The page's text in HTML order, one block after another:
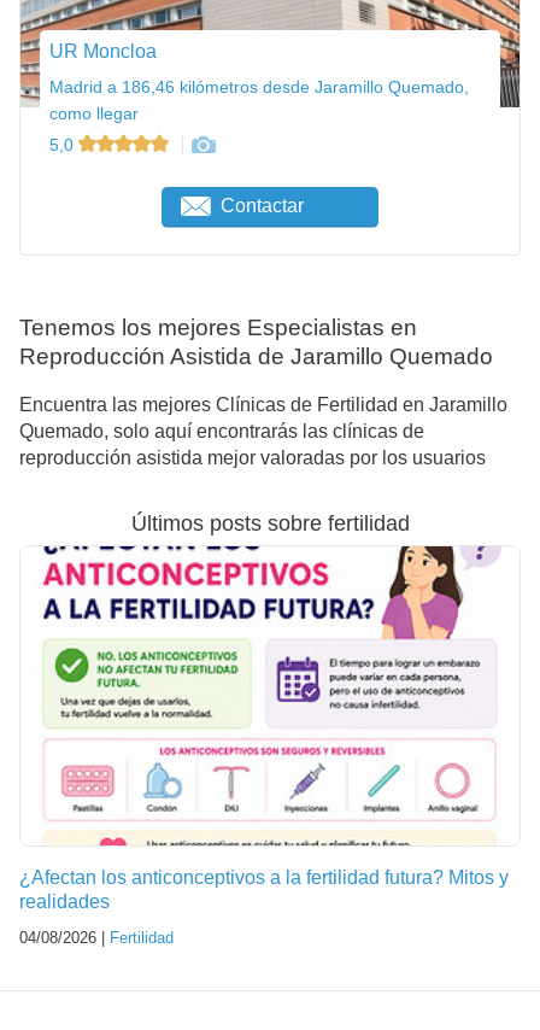
UR Moncloa
Madrid a 186,46 kilómetros desde Jaramillo Quemado,
como llegar
5,0
Contactar
Tenemos los mejores Especialistas en
Reproducción Asistida de Jaramillo Quemado
Encuentra las mejores Clínicas de Fertilidad en Jaramillo
Quemado, solo aquí encontrarás las clínicas de
reproducción asistida mejor valoradas por los usuarios
Últimos posts sobre fertilidad
¿Afectan los anticonceptivos a la fertilidad futura? Mitos y
realidades
04/08/2026 | Fertilidad